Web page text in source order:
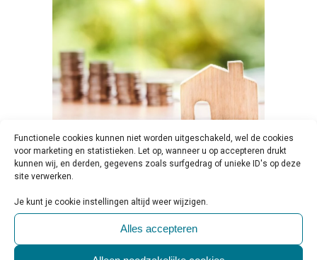
Functionele cookies kunnen niet worden uitgeschakeld, wel de cookies
voor marketing en statistieken. Let op, wanneer u op accepteren drukt
kunnen wij, en derden, gegevens zoals surfgedrag of unieke ID's op deze
site verwerken.
Je kunt je cookie instellingen altijd weer wijzigen.
Alles accepteren
22 DEC PILOT AFGEROND MET
‘BASISINKOMEN’ VOOR
FORENSISCHE PATIËNTEN
Nieuws & Onderzoek,Regelgeving &